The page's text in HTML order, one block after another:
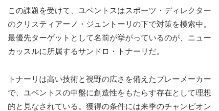
この課題を受けて、ユベントスはスポーツ・ディレクター
のクリスティアーノ・ジュントーリの下で対策を模索中。
最優先ターゲットとして名前が挙がっているのが、ニュー
カッスルに所属するサンドロ・トナーリだ。
トナーリは高い技術と視野の広さを備えたプレーメーカー
で、ユベントスの中盤に創造性をもたらす存在として理想
的と見なされている。獲得の条件には来季のチャンピオン